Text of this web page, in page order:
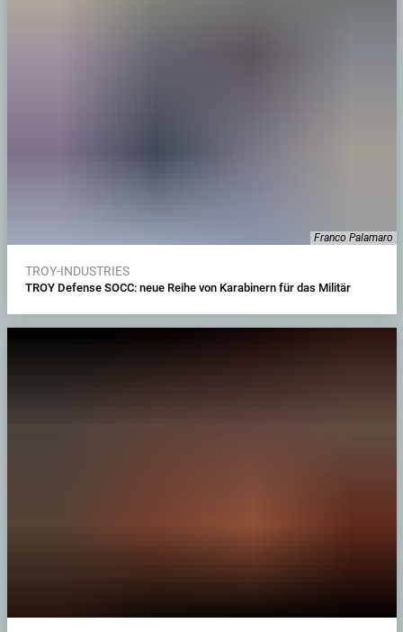
Franco Palamaro
TROY-INDUSTRIES
TROY Defense SOCC: neue Reihe von Karabinern für das Militär